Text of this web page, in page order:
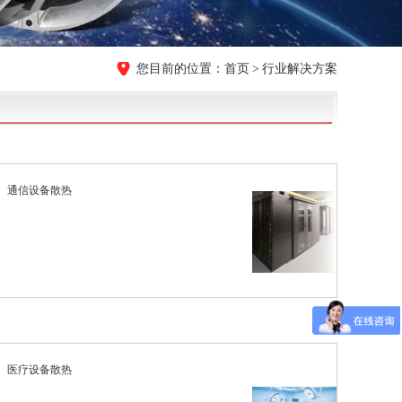
首页 行业解决方案
通信设备散热
医疗设备散热